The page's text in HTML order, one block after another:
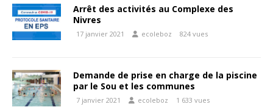
Arrêt des activités au Complexe des
Nivres
17 janvier 2021 ecoleboz 824 vues
Demande de prise en charge de la piscine
par le Sou et les communes
7 janvier 2021 ecoleboz 1 633 vues